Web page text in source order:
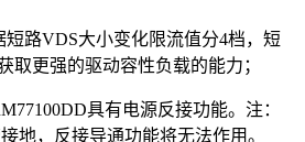
短路VDS大小变化限流值分4档，短
取更强的驱动容性负载的能力；
具有电源反接功能。注：
地，反接导通功能将无法作用。